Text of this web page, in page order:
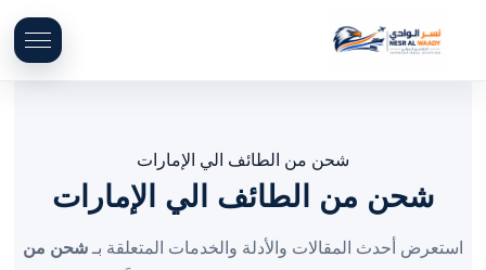
شحن من الطائف الي الإمارات
شحن من الطائف الي الإمارات
استعرض أحدث المقالات والأدلة والخدمات المتعلقة بـ شحن من